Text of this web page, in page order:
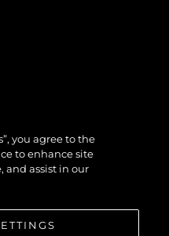
you agree to the
to enhance site
and assist in our